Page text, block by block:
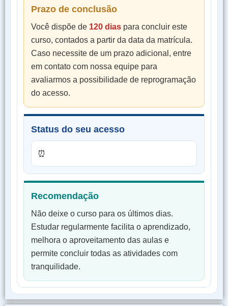
Prazo de conclusão
Você dispõe de 120 dias para concluir este
curso, contados a partir da data da matrícula.
Caso necessite de um prazo adicional, entre
em contato com nossa equipe para
avaliarmos a possibilidade de reprogramação
do acesso.
Status do seu acesso
⏰
Recomendação
Não deixe o curso para os últimos dias.
Estudar regularmente facilita o aprendizado,
melhora o aproveitamento das aulas e
permite concluir todas as atividades com
tranquilidade.